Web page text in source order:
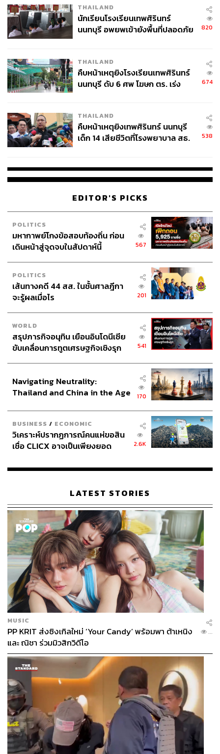
ลวรณ แสงสนิท
พ.ร.ก. กู้เงิน
ปวริศ อำนวยพรไพศาล
Content Creator สำนักข่าว THE
STANDARD WEALTH
THAILAND
นักเรียนโรงเรียนเทพศิรินทร์
นนทบุรี อพยพเข้ายังพื้นที่ปลอดภัย
820
THAILAND
คืบหน้าเหตุยิงโรงเรียนเทพศิรินทร์
นนทบุรี ดับ 6 ศพ โฆษก ตร. เร่ง
674
THAILAND
คืบหน้าเหตุยิงเทพศิรินทร์ นนทบุรี
เด็ก 14 เสียชีวิตที่โรงพยาบาล สธ.
538
EDITOR'S PICKS
POLITICS
มหากาพย์โกงข้อสอบท้องถิ่น ก่อน
เดินหน้าสู่จุดจบในสัปดาห์นี้
567
POLITICS
เส้นทางคดี 44 สส. ในชั้นศาลฎีกา
จะรู้ผลเมื่อไร
201
WORLD
สรุปภารกิจอนุทิน เยือนอินโดนีเซีย
ขับเคลื่อนการทูตเศรษฐกิจเชิงรุก
541
Navigating Neutrality:
Thailand and China in the Age
170
BUSINESS / ECONOMIC
วิเคราะห์ปรากฏการณ์คนแห่ขอสิน
เชื่อ CLICX อาจเป็นเพียงยอด
เรือนไทยที่ถูกซุกไว้
2.6K
LATEST STORIES
MUSIC
PP KRIT ส่งซิงเกิลใหม่ ‘Your Candy’ พร้อมพา ต้าเหนิง
และ ณิชา ร่วมมิวสิกวิดีโอ
...